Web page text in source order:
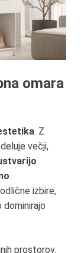
omara
. Z
večji,
izbire,
dominirajo
prostorov.